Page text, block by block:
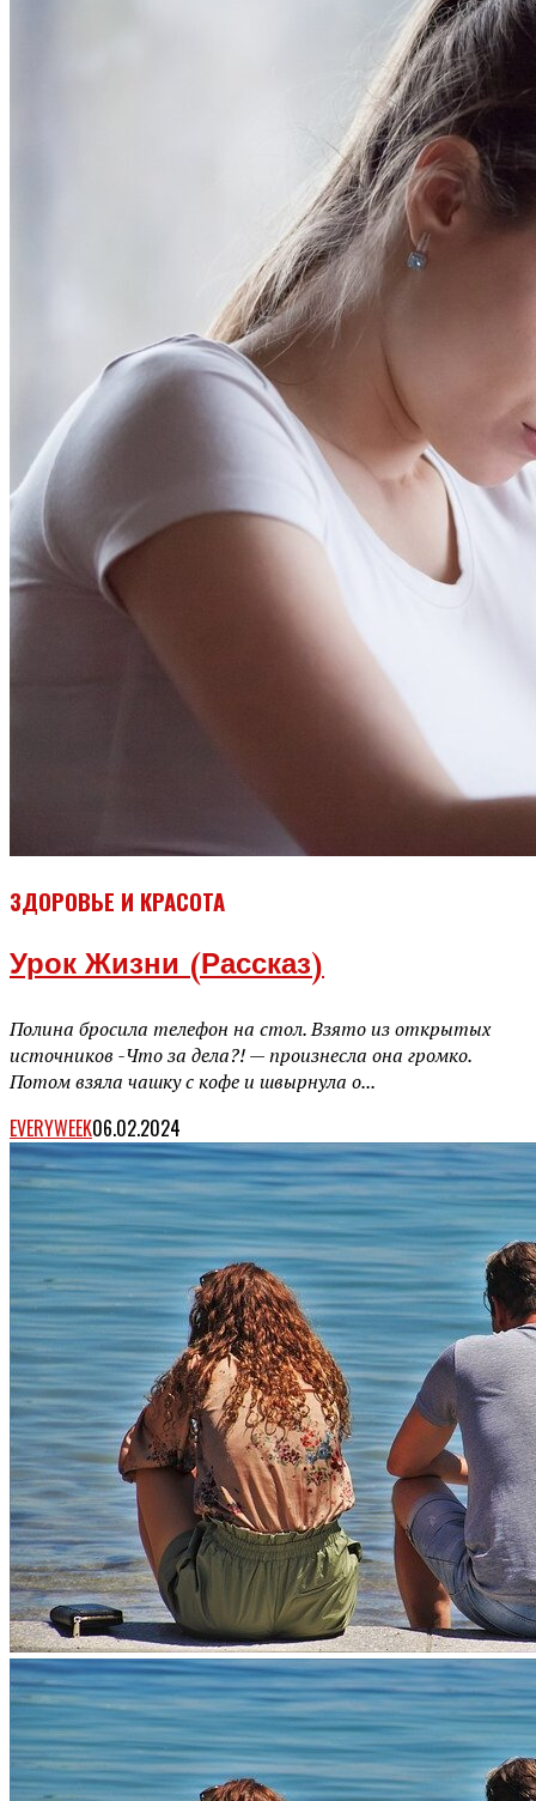
ЗДОРОВЬЕ И КРАСОТА
Урок Жизни (рассказ)
Полина бросила телефон на стол. Взято из открытых
источников -Что за дела?! — произнесла она громко.
Потом взяла чашку с кофе и швырнула о...
EVERYWEEK06.02.2024